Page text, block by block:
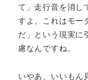
て」走行音を消し
すよ。これはモー
だ」という現実に
慮なんですね。
いやあ、いいもん